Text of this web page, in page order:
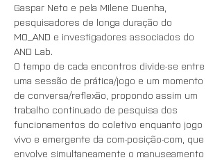
Gaspar Neto e pela MIlene Duenha,
pesquisadores de longa duração do
MO_AND e investigadores associados do
AND Lab.
O tempo de cada encontros divide-se entre
uma sessão de prática/jogo e um momento
de conversa/reflexão, propondo assim um
trabalho continuado de pesquisa dos
funcionamentos do coletivo enquanto jogo
vivo e emergente da com-posição-com, que
envolve simultaneamente o manuseamento